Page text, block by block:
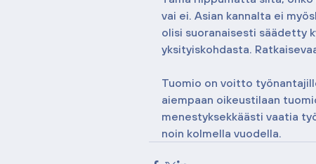
vai ei. Asian kannalta ei
olisi suoranaisesti säädetty
yksityiskohdasta.
Tuomio on voitto
aiempaan oikeustilaan
menestyksekkäästi vaatia
noin kolmella vuodella.